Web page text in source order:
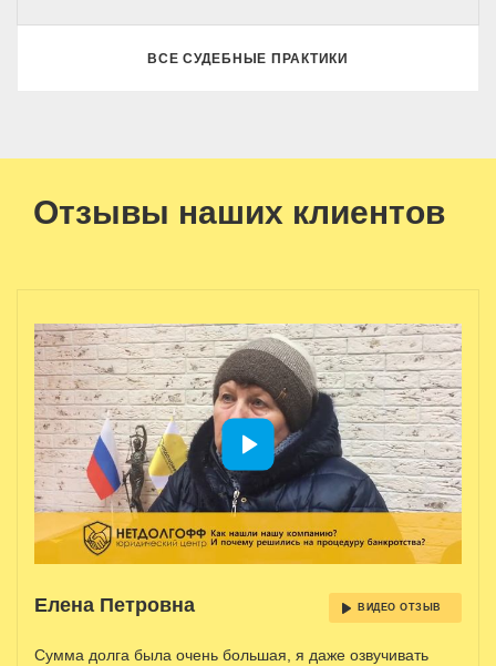
ВСЕ СУДЕБНЫЕ ПРАКТИКИ
Отзывы наших клиентов
Елена Петровна ВИДЕО ОТЗЫВ
Сумма долга была очень большая, я даже озвучивать